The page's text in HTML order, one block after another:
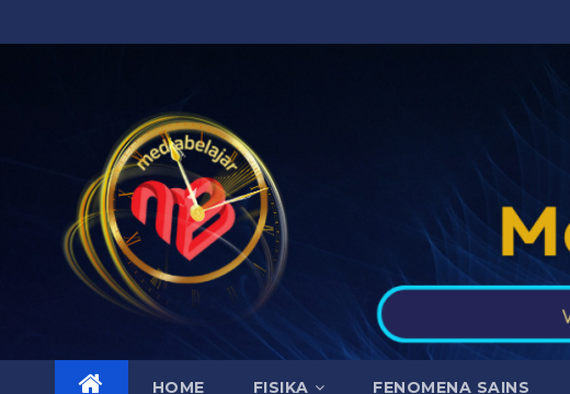
to
HOME FISIKA FENOMENA SAINS